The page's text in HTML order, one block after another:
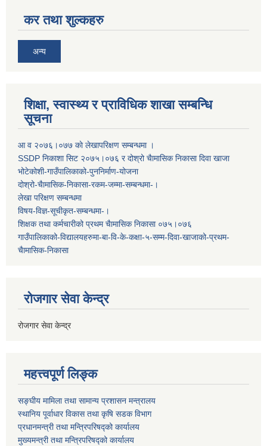
कर तथा शुल्कहरु
अन्य
शिक्षा, स्वास्थ्य र प्राविधिक शाखा सम्बन्धि
सूचना
आ व २०७६।०७७ काे लेखापरिक्षण सम्बन्धमा ।
SSDP निकाशा सिट २०७५।०७६ र दोश्रो चैामासिक निकासा दिवा खाजा
भोटेकोशी-गाउँपालिकाको-पुननिर्माण-योजना
दोश्रो-चैामासिक-निकासा-रकम-जम्मा-सम्बन्धमा-।
लेखा परिक्षण सम्बन्धमा
विषय-विज्ञ-सूचीकृत-सम्बन्धमा-।
शिक्षक तथा कर्मचारीको प्रथम च‌ैामासिक निकासा ०७५।०७६
गाउँपालिकाको-विद्यालयहरुमा-बा-वि-के-कक्षा-५-सम्म-दिवा-खाजाको-प्रथम-
चैामासिक-निकासा
रोजगार सेवा केन्द्र
रोजगार सेवा केन्द्र
महत्त्वपूर्ण लिङ्क
सङ्घीय मामिला तथा सामान्य प्रशासन मन्त्रालय
स्थानिय पूर्वाधार विकास तथा कृषि सडक विभाग
प्रधानमन्त्री तथा मन्त्रिपरिषद्को कार्यालय
मुख्यमन्त्री तथा मन्त्रिपरिषद्को कार्यालय